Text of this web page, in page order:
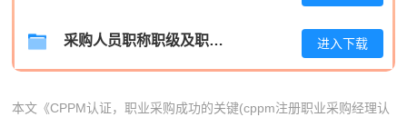
采购人员职称职级及职位晋升管理制度 进入下载
本文《CPPM认证，职业采购成功的关键(cppm注册职业采购经理认